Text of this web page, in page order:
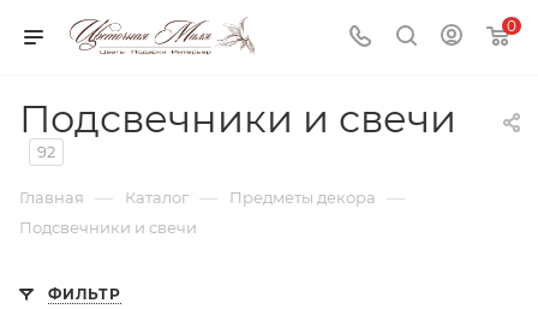
0
Подсвечники и свечи
92
Главная — Каталог — Предметы декора —
Подсвечники и свечи
ФИЛЬТР